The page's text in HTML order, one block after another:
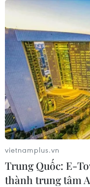
“Đường đua”
trăm tỷ và
Điện ảnh Việt năm
vọng sẽ sôi nổi
điểm nhấn: Loạt
nhân các dịp kỷ
phim kinh dị tiếp
trở lại của các đạo
vietnamplus.vn
Trung Quốc: E-
thành trung tâm